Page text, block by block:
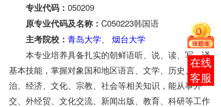
专业代码： 050209
原专业代码及名称： C050223韩国语
主考院校： 青岛大学、 烟台大学
本专业培养具备扎实的朝鲜语听、说、读、写、译
基本技能，掌握对象国和地区语言、文学、历史、政
治、经济、文化、宗教、社会等相关知识，能从事外
交、外经贸、文化交流、新闻出版、教育、科研等工作
在线
客服